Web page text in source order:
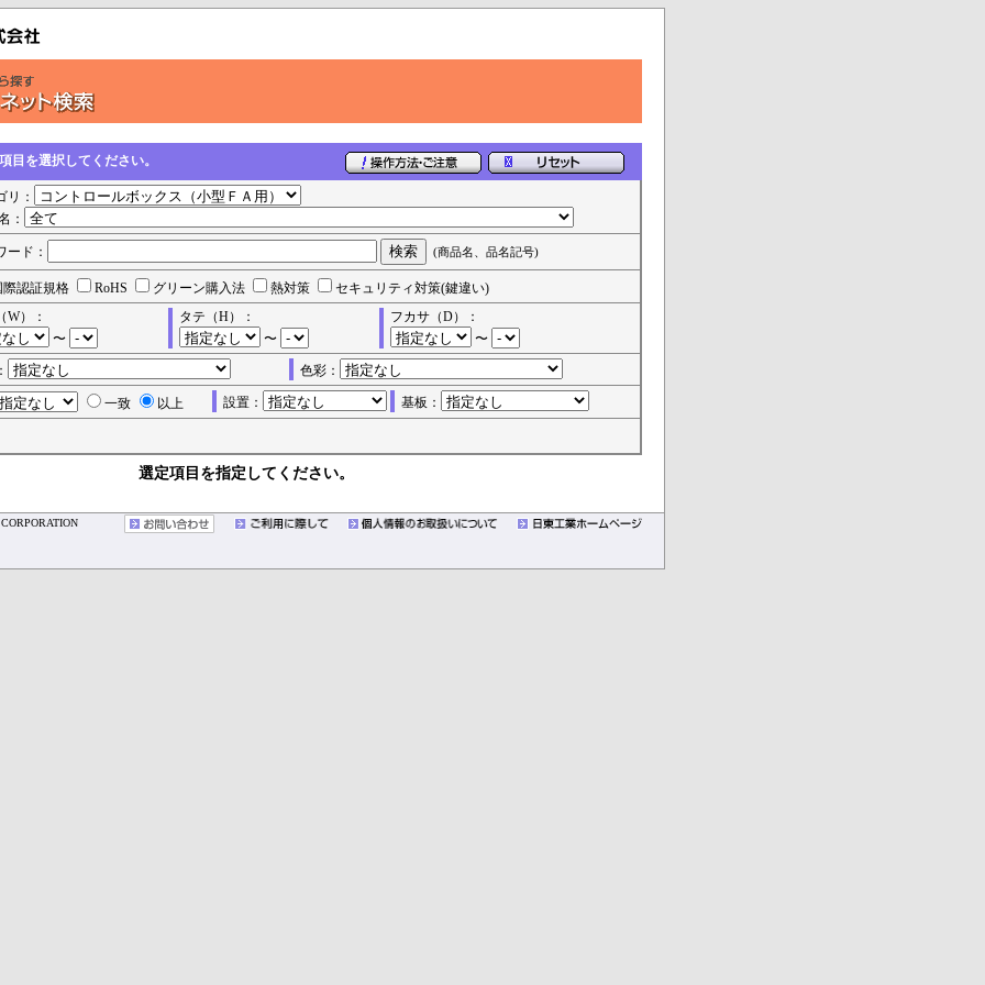
目を選択してください。
リ：
：
ード： (商品名、品名記号)
際認証規格 RoHS グリーン購入法 熱対策 セキュリティ対策(鍵違い)
W）：
〜
タテ（H）：
〜
フカサ（D）：
〜
色彩：
一致 以上 設置： 基板：
選定項目を指定してください。